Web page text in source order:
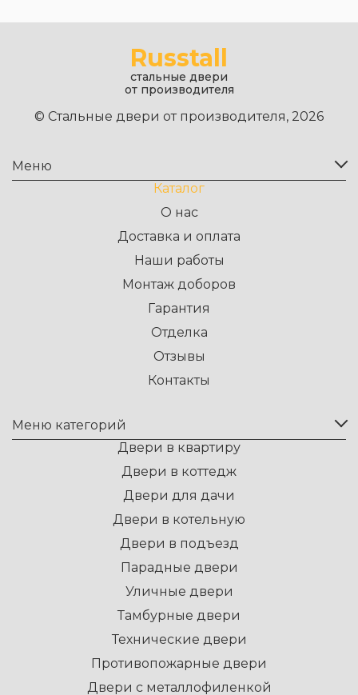
Russtall
стальные двери
от производителя
© Стальные двери от производителя, 2026
Меню
Каталог
О нас
Доставка и оплата
Наши работы
Монтаж доборов
Гарантия
Отделка
Отзывы
Контакты
Меню категорий
Двери в квартиру
Двери в коттедж
Двери для дачи
Двери в котельную
Двери в подъезд
Парадные двери
Уличные двери
Тамбурные двери
Технические двери
Противопожарные двери
Двери с металлофиленкой